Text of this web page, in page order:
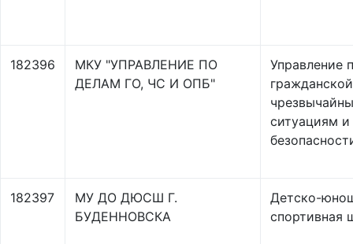
182396
МКУ "УПРАВЛЕНИЕ ПО
ДЕЛАМ ГО, ЧС И ОПБ"
Управление
ситуациям
182397
МУ ДО ДЮСШ Г.
БУДЕННОВСКА
Детско-
спортивная